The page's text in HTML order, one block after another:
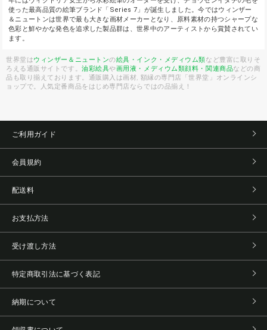
使った最高品質の絵筆ブランド「Series 7」が誕生しました。今ではウィンザー
＆ニュートンは世界で最も大きな画材メーカーとなり、原料素材の持つシャープな
色彩と鮮やかな発色を追求した製品群は、世界中のアーティストから賞賛されてい
ます。
世界堂はウィンザー＆ニュートンの絵具・インク・メディウム類など豊富に取りそ
ろえる通販サイトです。油彩絵具や画用液・メディウム類顔料・関連商品などの商
品も取り揃えております。通販購入は画材, 額縁の専門店「世界堂」オンラインシ
ョップで。人気定番商品をはじめ専門店ならではの品揃え！
ご利用ガイド
会員規約
配送料
お支払方法
受け渡し方法
特定商取引法に基づく表記
納期について